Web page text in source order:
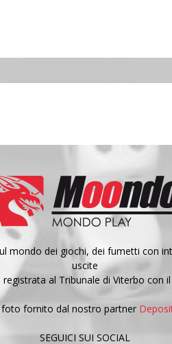
mondo dei giochi, dei fumetti con
uscite
al Tribunale di Viterbo con
foto fornito dal nostro partner
SEGUICI SUI SOCIAL